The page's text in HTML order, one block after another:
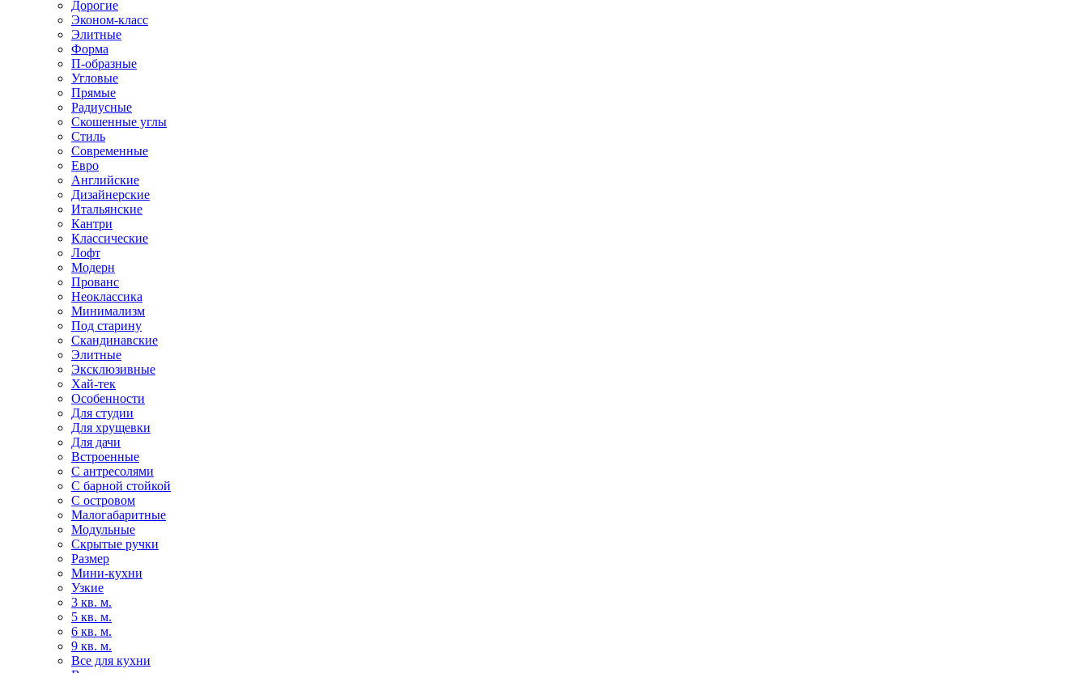
Дорогие
Эконом-класс
Элитные
Форма
П-образные
Угловые
Прямые
Радиусные
Скошенные углы
Стиль
Современные
Евро
Английские
Дизайнерские
Итальянские
Кантри
Классические
Лофт
Модерн
Прованс
Неоклассика
Минимализм
Под старину
Скандинавские
Элитные
Эксклюзивные
Хай-тек
Особенности
Для студии
Для хрущевки
Для дачи
Встроенные
С антресолями
С барной стойкой
С островом
Малогабаритные
Модульные
Скрытые ручки
Размер
Мини-кухни
Узкие
3 кв. м.
5 кв. м.
6 кв. м.
9 кв. м.
Все для кухни